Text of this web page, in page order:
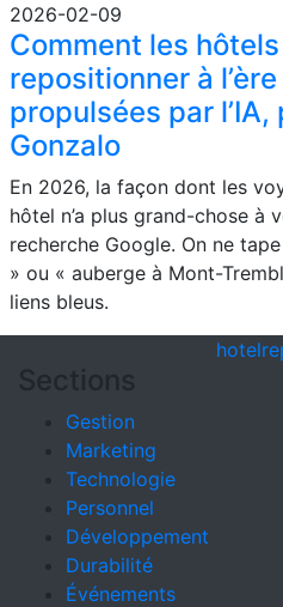
2026-02-09
Comment les
repositionner à
propulsées par
Gonzalo
En 2026, la façon dont les
hôtel n’a plus grand-chose à
recherche Google. On ne
» ou « auberge à Mont-
liens bleus.
hotel
Sections
Gestion
Marketing
Technologie
Personnel
Développement
Durabilité
Événements